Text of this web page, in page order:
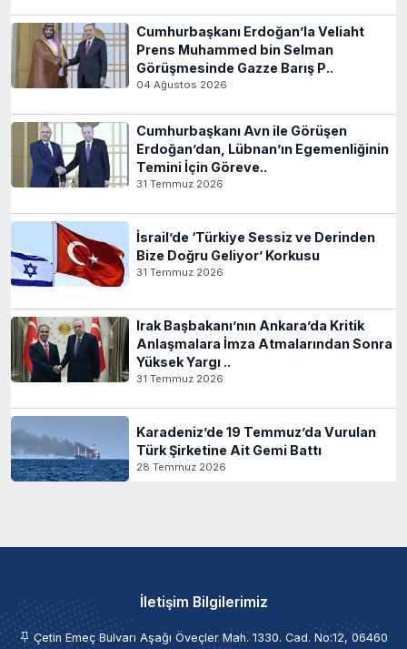
Cumhurbaşkanı Erdoğan’la Veliaht
Prens Muhammed bin Selman
Görüşmesinde Gazze Barış P..
04 Ağustos 2026
Cumhurbaşkanı Avn ile Görüşen
Erdoğan’dan, Lübnan’ın Egemenliğinin
Temini İçin Göreve..
31 Temmuz 2026
İsrail’de ‘Türkiye Sessiz ve Derinden
Bize Doğru Geliyor’ Korkusu
31 Temmuz 2026
Irak Başbakanı’nın Ankara’da Kritik
Anlaşmalara İmza Atmalarından Sonra
Yüksek Yargı ..
31 Temmuz 2026
Karadeniz’de 19 Temmuz’da Vurulan
Türk Şirketine Ait Gemi Battı
28 Temmuz 2026
İletişim Bilgilerimiz
Çetin Emeç Bulvarı Aşağı Öveçler Mah. 1330. Cad. No:12, 06460